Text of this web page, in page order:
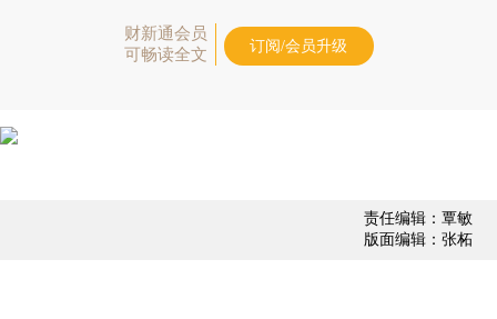
财新通会员
可畅读全文
订阅/会员升级
责任编辑：覃敏
版面编辑：张柘